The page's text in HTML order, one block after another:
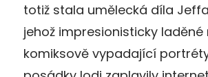
totiž stala umělecká díla
jehož impresionisticky
komiksově vypadající